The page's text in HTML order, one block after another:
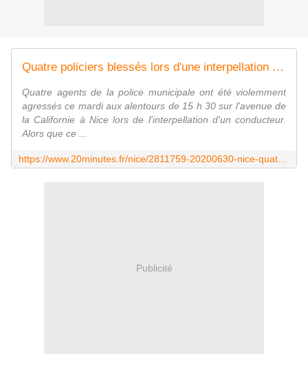
Quatre policiers blessés lors d'une interpellation à Nice
Quatre agents de la police municipale ont été violemment
agressés ce mardi aux alentours de 15 h 30 sur l'avenue de
la Californie à Nice lors de l'interpellation d'un conducteur.
Alors que ce ...
Publicité